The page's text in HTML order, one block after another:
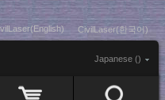
CivilLaser(한국어)
Japanese ()